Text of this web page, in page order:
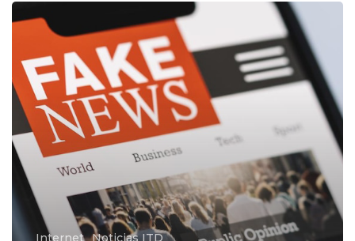
contra
la
información
engañosa
en
internet
desde
el
origenInternet Noticias ITD